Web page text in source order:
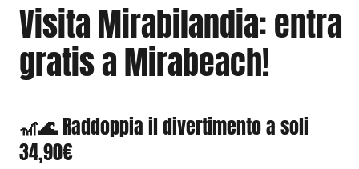
Visita Mirabilandia: entra
gratis a Mirabeach!
🎢🌊 Raddoppia il divertimento a soli
34,90€